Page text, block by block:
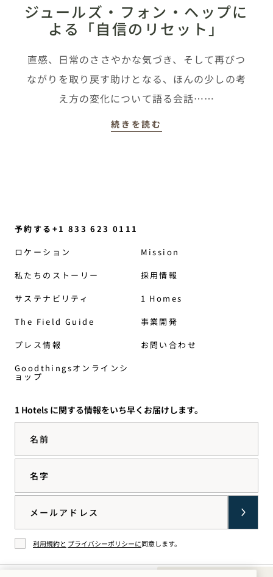
ジュールズ・フォン・ヘップに
よる「自信のリセット」
直感、日常のささやかな気づき、そして再びつ
ながりを取り戻す助けとなる、ほんの少しの考
え方の変化について語る会話……
続きを読む
予約する+1 833 623 0111
ロケーション
私たちのストーリー
サステナビリティ
The Field Guide
プレス情報
Goodthingsオンラインシ
ョップ
Mission
採用情報
1 Homes
事業開発
お問い合わせ
1 Hotels に関する情報をいち早くお届けします。
同意する
利用規約と プライバシーポリシーに同意します。